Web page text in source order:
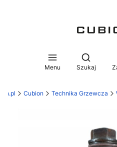
Menu
Otwórz
Szukaj
Cubion Technika Grzewcza